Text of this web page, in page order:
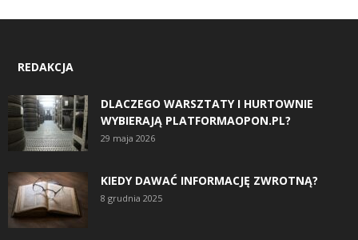
REDAKCJA
DLACZEGO WARSZTATY I HURTOWNIE
WYBIERAJĄ PLATFORMAOPON.PL?
29 maja 2026
KIEDY DAWAĆ INFORMACJĘ ZWROTNĄ?
8 grudnia 2025